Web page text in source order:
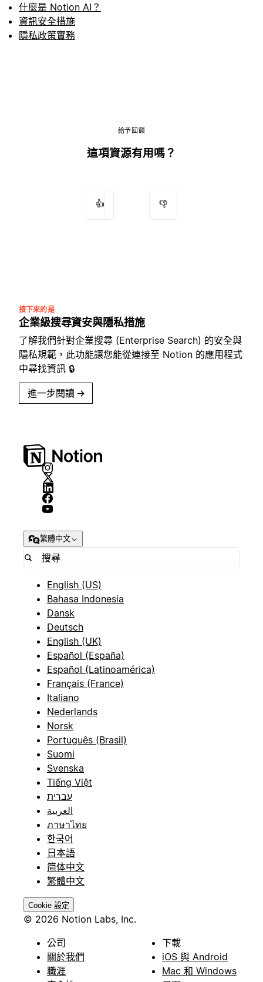
什麼是 Notion AI？
資訊安全措施
隱私政策實務
給予回饋
這項資源有用嗎？
👍 👎
接下來的是
企業級搜尋資安與隱私措施
了解我們針對企業搜尋 (Enterprise Search) 的安全與
隱私規範，此功能讓您能從連接至 Notion 的應用程式
中尋找資訊 🔒
進一步閱讀 →
繁體中文
English (US)
Bahasa Indonesia
Dansk
Deutsch
English (UK)
Español (España)
Español (Latinoamérica)
Français (France)
Italiano
Nederlands
Norsk
Português (Brasil)
Suomi
Svenska
Tiếng Việt
עברית
العربية
ภาษาไทย
한국어
日本語
简体中文
繁體中文
Cookie 設定
© 2026 Notion Labs, Inc.
公司
關於我們
職涯
下載
iOS 與 Android
Mac 和 Windows